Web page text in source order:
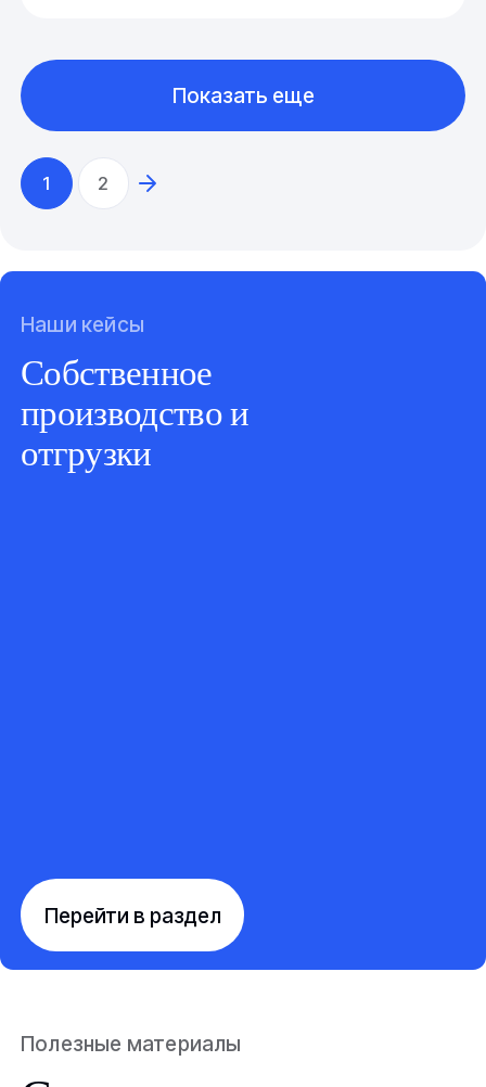
1 2
Показать еще
Наши кейсы
Собственное
производство и
отгрузки
Перейти в раздел
Полезные материалы